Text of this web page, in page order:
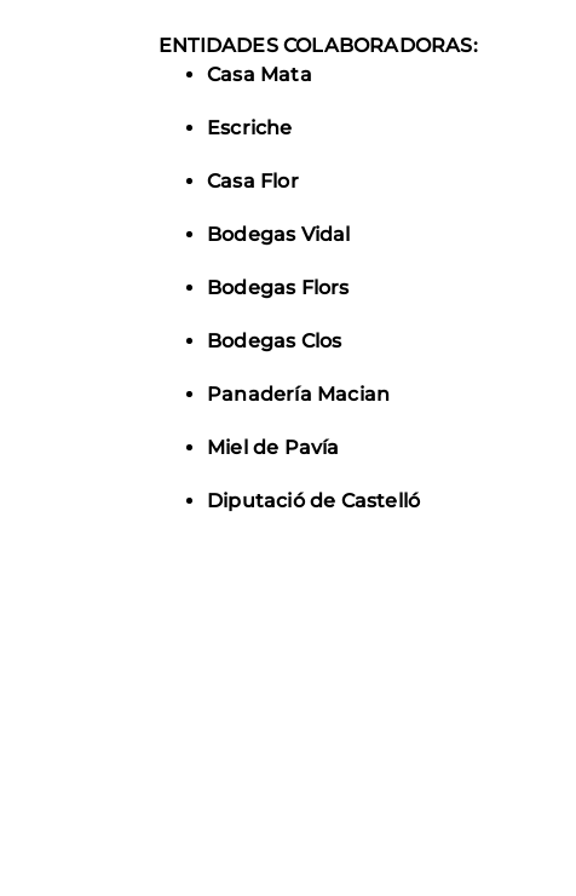
ENTIDADES COLABORADORAS:
Casa Mata
Escriche
Casa Flor
Bodegas Vidal
Bodegas Flors
Bodegas Clos
Panadería Macian
Miel de Pavía
Diputació de Castelló